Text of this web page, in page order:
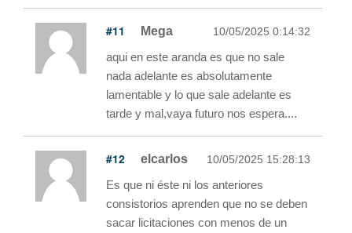
#11 Mega 10/05/2025 0:14:32
aqui en este aranda es que no sale
nada adelante es absolutamente
lamentable y lo que sale adelante es
tarde y mal,vaya futuro nos espera....
#12 elcarlos 10/05/2025 15:28:13
Es que ni éste ni los anteriores
consistorios aprenden que no se deben
sacar licitaciones con menos de un